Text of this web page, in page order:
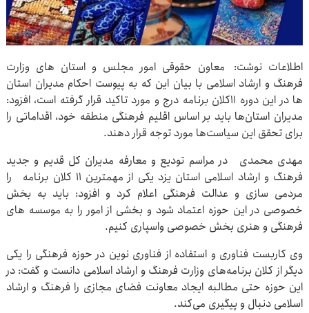
اطلاعات نوشت: معاون حقوقی امور مجلس و استان های وزارت
فرهنگ و ارشاد اسلامی با بیان این که به پیوست احکام مدیران استان
ها در این دوره ۱۱کلان برنامه درج و مورد تاکید قرار گرفته است، افزود:
مدیران استان‌ها باید بر اساس اقلیم فرهنگی منطقه خود، اقداماتی را
برای تحقق این سیاست‌ها مورد توجه قرار دهند.
مهدی محمدی در مراسم تودیع و معارفه مدیران کل قدیم و جدید
فرهنگ و ارشاد اسلامی استان یزد یکی از مهمترین ۱۱ کلان برنامه‌ را
مردمی سازی و عدالت فرهنگی اعلام کرد و افزود: باید به بخش
خصوصی در این حوزه اعتماد شود و بخشی از امور را به موسسه های
فرهنگی و هنری بخش خصوصی واسپاری کنیم.
وی کاربست فناوری و استفاده از فناوری نوین در حوزه فرهنگی را یکی
دیگر از کلان برنامه‌های وزارت فرهنگ و ارشاد اسلامی دانست و گفت: در
این حوزه حتی مطالبه ایجاد معاونت فضای مجازی را فرهنگ و ارشاد
اسلامی دنبال و پیگیری می‌کند.